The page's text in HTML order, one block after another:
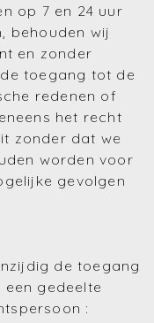
op 7 en 24 uur
behouden wij
en zonder
toegang tot de
redenen of
het recht
zonder dat we
worden voor
gevolgen
de toegang
gedeelte
: